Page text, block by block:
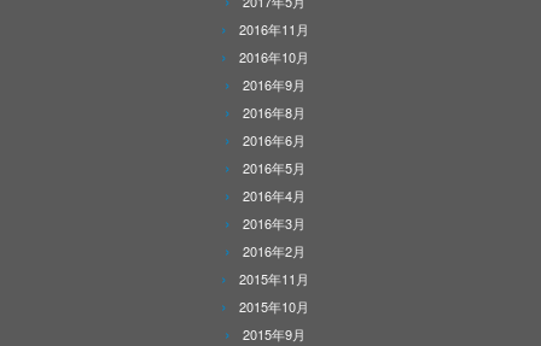
2016年11月
2016年10月
2016年9月
2016年8月
2016年6月
2016年5月
2016年4月
2016年3月
2016年2月
2015年11月
2015年10月
2015年9月